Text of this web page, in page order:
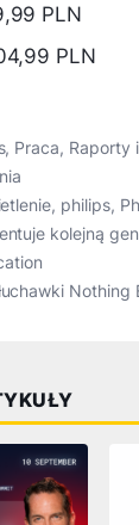
PLN
PLN
, Praca, Raporty
, philips,
kolejną
Nothing